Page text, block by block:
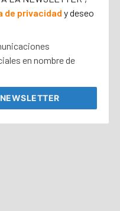
de privacidady deseo
en nombre de